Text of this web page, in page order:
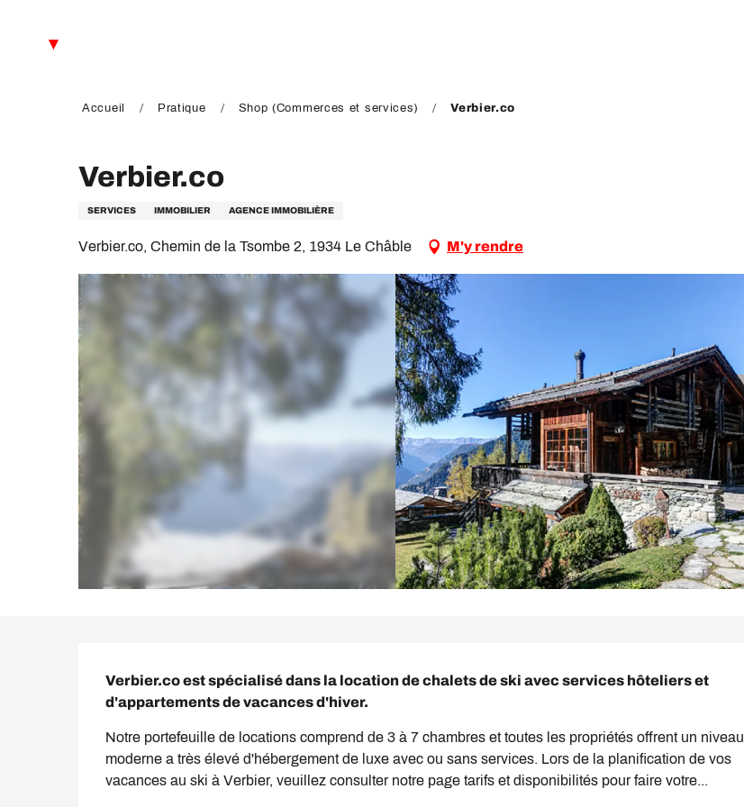
Accueil Pratique Shop (Commerces et services) Verbier.co
Verbier.co
SERVICES IMMOBILIER AGENCE IMMOBILIÈRE
Verbier.co, Chemin de la Tsombe 2, 1934 Le Châble M'y rendre
Verbier.co est spécialisé dans la location de chalets de ski avec services hôteliers et
d'appartements de vacances d'hiver.
Notre portefeuille de locations comprend de 3 à 7 chambres et toutes les propriétés offrent un niveau
moderne a très élevé d'hébergement de luxe avec ou sans services. Lors de la planification de vos
vacances au ski à Verbier, veuillez consulter notre page tarifs et disponibilités pour faire votre...